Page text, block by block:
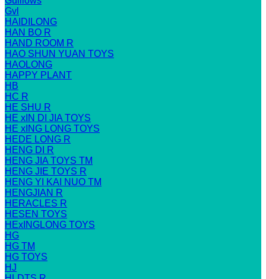
Gvl
HAIDILONG
HAN BO R
HAND ROOM R
HAO SHUN YUAN TOYS
HAOLONG
HAPPY PLANT
HB
HC R
HE SHU R
HE xIN DI JIA TOYS
HE xING LONG TOYS
HEDE LONG R
HENG DI R
HENG JIA TOYS TM
HENG JIE TOYS R
HENG YI KAI NUO TM
HENGJIAN R
HERACLES R
HESEN TOYS
HExINGLONG TOYS
HG
HG TM
HG TOYS
HJ